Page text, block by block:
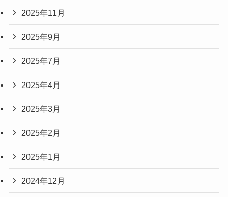
2025年11月
2025年9月
2025年7月
2025年4月
2025年3月
2025年2月
2025年1月
2024年12月